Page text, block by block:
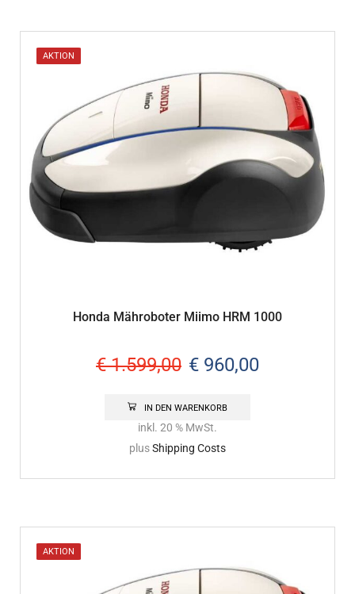
AKTION
Honda Mähroboter Miimo HRM 1000
€1.599,00 € 960,00
IN DEN WARENKORB
inkl. 20 % MwSt.
plusShipping Costs
AKTION